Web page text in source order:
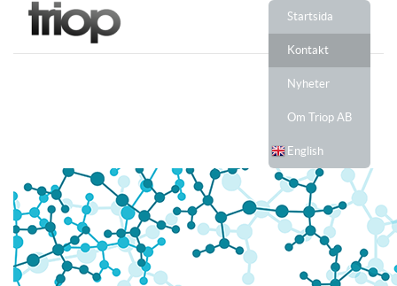
Startsida
Kontakt
Nyheter
Om Triop AB
English